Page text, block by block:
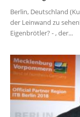
Berlin, Deutschland
der Leinwand zu
Eigenbrötler? - , der...